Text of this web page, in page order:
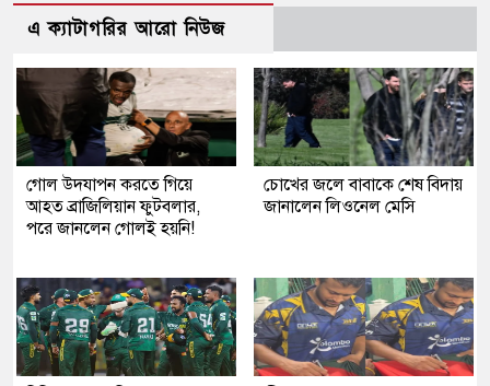
এ ক্যাটাগরির আরো নিউজ
গোল উদযাপন করতে গিয়ে
আহত ব্রাজিলিয়ান ফুটবলার,
পরে জানলেন গোলই হয়নি!
চোখের জলে বাবাকে শেষ বিদায়
জানালেন লিওনেল মেসি